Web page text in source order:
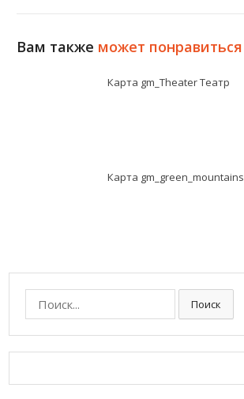
Вам также может понравиться
Карта gm_Theater Театр
Карта gm_green_mountains
о
и
с
:
Поиск